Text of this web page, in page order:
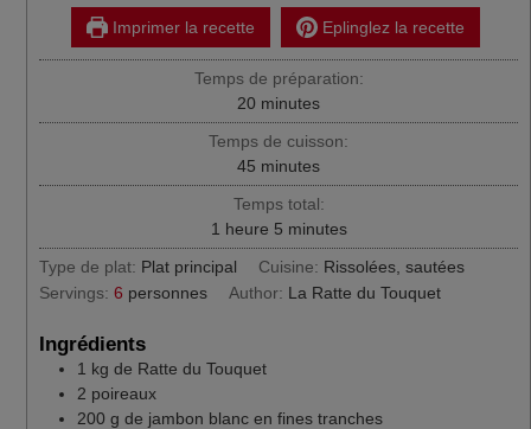
Imprimer la recette Eplinglez la recette
Temps de préparation:
20 minutes
minutes
Temps de cuisson:
45 minutes
minutes
Temps total:
1 heure
heure 5minutes
minutes
Type de plat: Plat principal Cuisine: Rissolées, sautées
Servings:6 personnes Author: La Ratte du Touquet
Ingrédients
1 kg de Ratte du Touquet
2 poireaux
200 g de jambon blanc en fines tranches